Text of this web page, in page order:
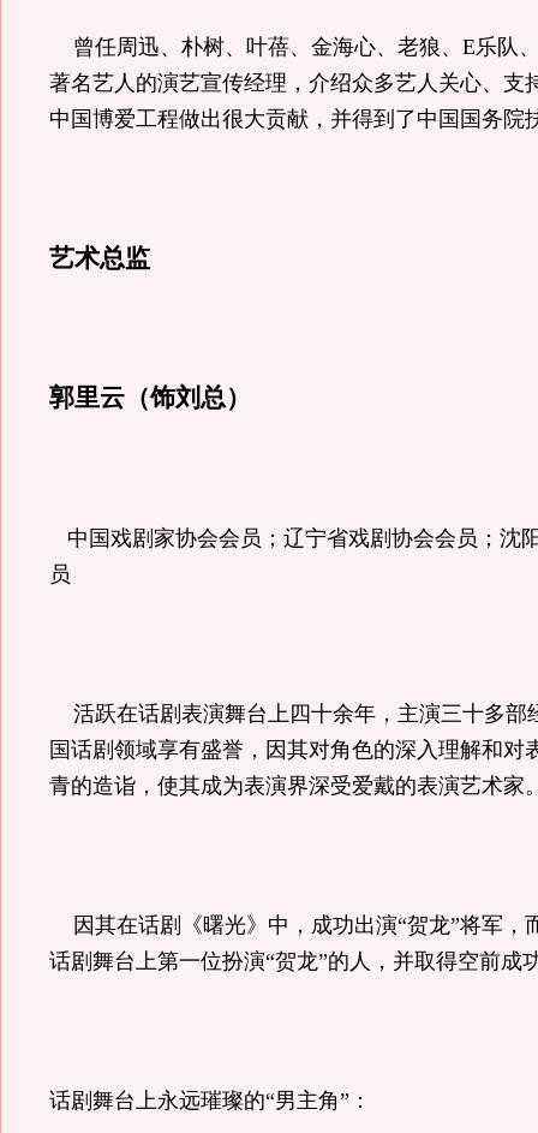
曾任周迅、朴树、叶蓓、金海心、老狼、 E乐队
著名艺人的演艺宣传经理，介绍众多艺人关心、支
中国博爱工程做出很大贡献，并得到了中国国务院
艺术总监
郭里云（饰刘总）
中国戏剧家协会会员；辽宁省戏剧协会会员；沈
员
活跃在话剧表演舞台上四十余年，主演三十多部
国话剧领域享有盛誉，因其对角色的深入理解和对
青的造诣，使其成为表演界深受爱戴的表演艺术家
因其在话剧《曙光》中，成功出演“贺龙”将军，
话剧舞台上第一位扮演“贺龙”的人，并取得空前成
话剧舞台上永远璀璨的“男主角” ：